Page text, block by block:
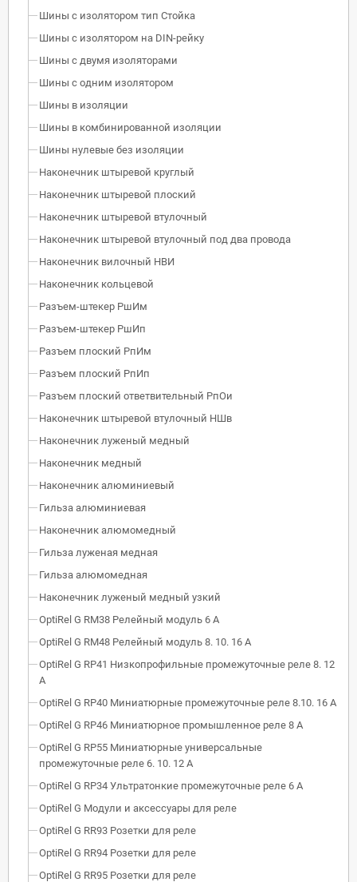
Шины с изолятором тип Стойка
Шины с изолятором на DIN-рейку
Шины с двумя изоляторами
Шины с одним изолятором
Шины в изоляции
Шины в комбинированной изоляции
Шины нулевые без изоляции
Наконечник штыревой круглый
Наконечник штыревой плоский
Наконечник штыревой втулочный
Наконечник штыревой втулочный под два провода
Наконечник вилочный НВИ
Наконечник кольцевой
Разъем-штекер РшИм
Разъем-штекер РшИп
Разъем плоский РпИм
Разъем плоский РпИп
Разъем плоский ответвительный РпОи
Наконечник штыревой втулочный НШв
Наконечник луженый медный
Наконечник медный
Наконечник алюминиевый
Гильза алюминиевая
Наконечник алюмомедный
Гильза луженая медная
Гильза алюмомедная
Наконечник луженый медный узкий
OptiRel G RM38 Релейный модуль 6 А
OptiRel G RM48 Релейный модуль 8. 10. 16 А
OptiRel G RP41 Низкопрофильные промежуточные реле 8. 12
А
OptiRel G RP40 Миниатюрные промежуточные реле 8.10. 16 А
OptiRel G RP46 Миниатюрное промышленное реле 8 А
OptiRel G RP55 Миниатюрные универсальные
промежуточные реле 6. 10. 12 А
OptiRel G RP34 Ультратонкие промежуточные реле 6 А
OptiRel G Модули и аксессуары для реле
OptiRel G RR93 Розетки для реле
OptiRel G RR94 Розетки для реле
OptiRel G RR95 Розетки для реле